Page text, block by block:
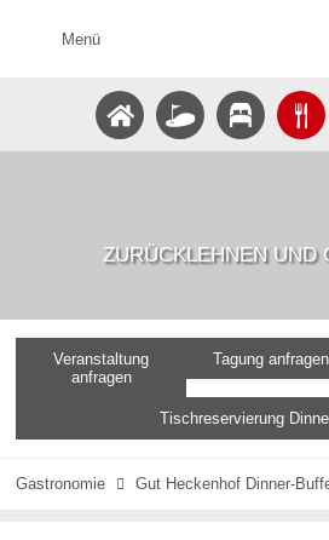
Menü
ZURÜCKLEHNEN UND
Veranstaltung
anfragen
Tagung anfragen
Tischreservierung
Gastronomie  Gut Heckenhof Dinner-